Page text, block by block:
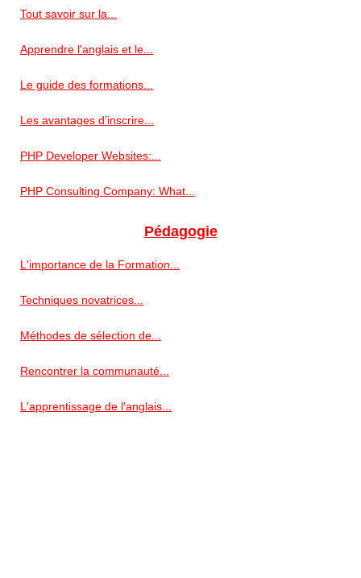
Tout savoir sur la...
Apprendre l'anglais et le...
Le guide des formations...
Les avantages d’inscrire...
PHP Developer Websites:...
PHP Consulting Company: What...
Pédagogie
L'importance de la Formation...
Techniques novatrices...
Méthodes de sélection de...
Rencontrer la communauté...
L'apprentissage de l'anglais...